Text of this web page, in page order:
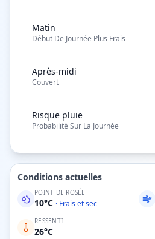
Matin
Début De Journée Plus Frais
Après-midi
Couvert
Risque pluie
Probabilité Sur La Journée
Conditions actuelles
POINT DE ROSÉE
10°C · Frais et sec
RESSENTI
26°C